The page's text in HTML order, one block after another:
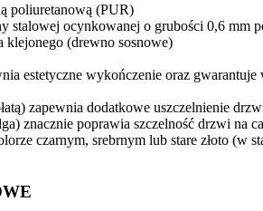
poliuretanową (PUR)
stalowej ocynkowanej o grubości 0,6
klejonego (drewno sosnowe)
estetyczne wykończenie oraz
zapewnia dodatkowe uszczelnienie
znacznie poprawia szczelność drzwi na
czarnym, srebrnym lub stare złoto (w